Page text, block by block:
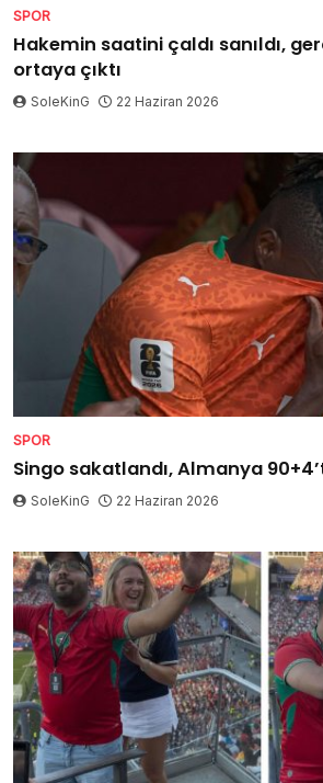
SPOR
Hakemin saatini çaldı sanıldı,
ortaya çıktı
SoleKinG 22 Haziran 2026
SPOR
Singo sakatlandı, Almanya
SoleKinG 22 Haziran 2026